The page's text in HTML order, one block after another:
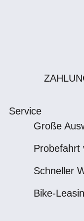
Service
Große
Probefahrt
Schneller
Bike-